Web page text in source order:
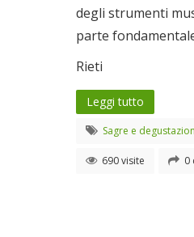
degli strumenti
parte
Rieti
Leggi tutto
Sagre e
690 visite 0